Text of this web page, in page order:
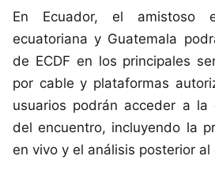
En Ecuador, el amistoso
ecuatoriana y Guatemala
de ECDF en los principales
por cable y plataformas
usuarios podrán acceder a la
del encuentro, incluyendo la
en vivo y el análisis posterior al